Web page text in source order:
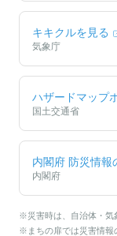
キキクルを見る
気象庁
ハザードマップ
国土交通省
内閣府 防災情報
内閣府
※災害時は、自治体・気
※まちの扉では災害情報